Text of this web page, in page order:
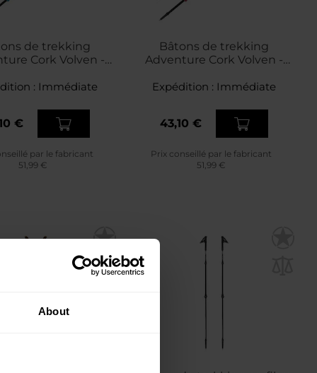
About
de trekking
Cork Volven -
: Immédiate
€
par le fabricant
51,99 €
Bâtons de trekking
Adventure Cork Volven -
Expédition : Immédiate
43,10 €
Prix conseillé par le fabricant
51,99 €